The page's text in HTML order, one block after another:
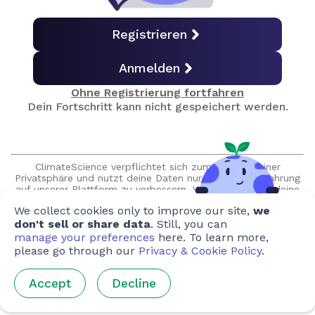
Massenaussterben
Leben an Land
Abschlussquiz
Zertifikat erhalten
Erstellt von
Registrieren
Anmelden
Ohne Registrierung fortfahren
Dein Fortschritt kann nicht gespeichert werden.
ClimateScience verpflichtet sich zum Schutz deiner
Privatsphäre und nutzt deine Daten nur, um deine Erfahrung
auf unserer Plattform zu verbessern. Wir versprechen, deine
verkaufen oder zu teilen, und wir werden niemals
unaufgefordert Kontakt mit dir aufnehmen.
We collect cookies only to improve our site, we
don't sell or share data. Still, you can
manage your preferences here. To learn more,
please go through our Privacy & Cookie Policy.
Accept Decline